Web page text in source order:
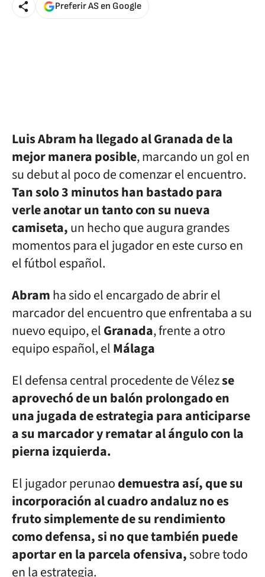
Preferir AS en Google
Luis Abram ha llegado al Granada de la
mejor manera posible, marcando un gol en
su debut al poco de comenzar el encuentro.
Tan solo 3 minutos han bastado para
verle anotar un tanto con su nueva
camiseta,un hecho que augura grandes
momentos para el jugador en este curso en
el fútbol español.
Abramha sido el encargado de abrir el
marcador del encuentro que enfrentaba a su
nuevo equipo, elGranada, frente a otro
equipo español, elMálaga
El defensa central procedente de Vélezse
aprovechó de un balón prolongado en
una jugada de estrategia para anticiparse
a su marcador y rematar al ángulo con la
pierna izquierda.
El jugador perunaodemuestra así, que su
incorporación al cuadro andaluz no es
fruto simplemente de su rendimiento
como defensa, si no que también puede
aportar en la parcela ofensiva,sobre todo
en la estrategia.